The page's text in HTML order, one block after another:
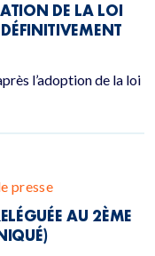
DE LA LOI
l’adoption de la loi
presse
AU 2ÈME